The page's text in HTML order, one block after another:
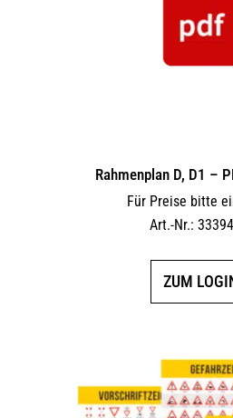
Rahmenplan D, D1 –
Für Preise bitte
Art.-Nr.:
ZUM